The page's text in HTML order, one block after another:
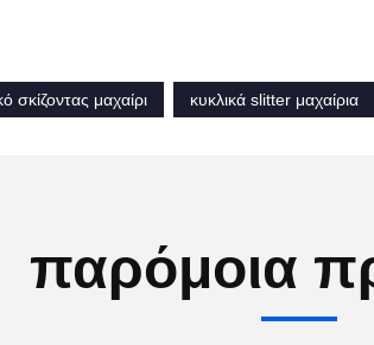
σκίζοντας μαχαίρι
κυκλικά slitter μαχαίρια
παρόμοια